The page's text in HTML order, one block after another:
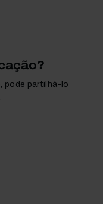
pode partilhá-lo